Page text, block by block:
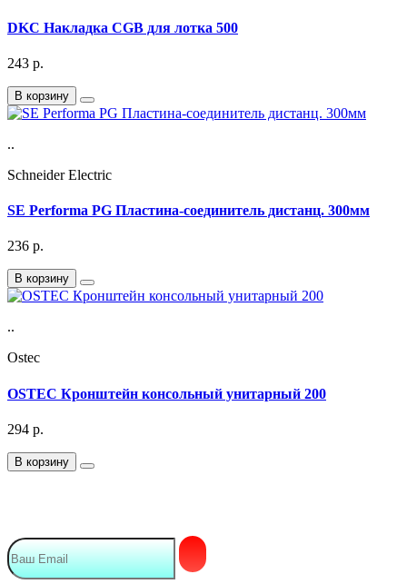
DKC Накладка CGB для лотка 500
243 р.
В корзину
..
Schneider Electric
SE Performa PG Пластина-соединитель дистанц. 300мм
236 р.
В корзину
..
Ostec
OSTEC Кронштейн консольный унитарный 200
294 р.
В корзину